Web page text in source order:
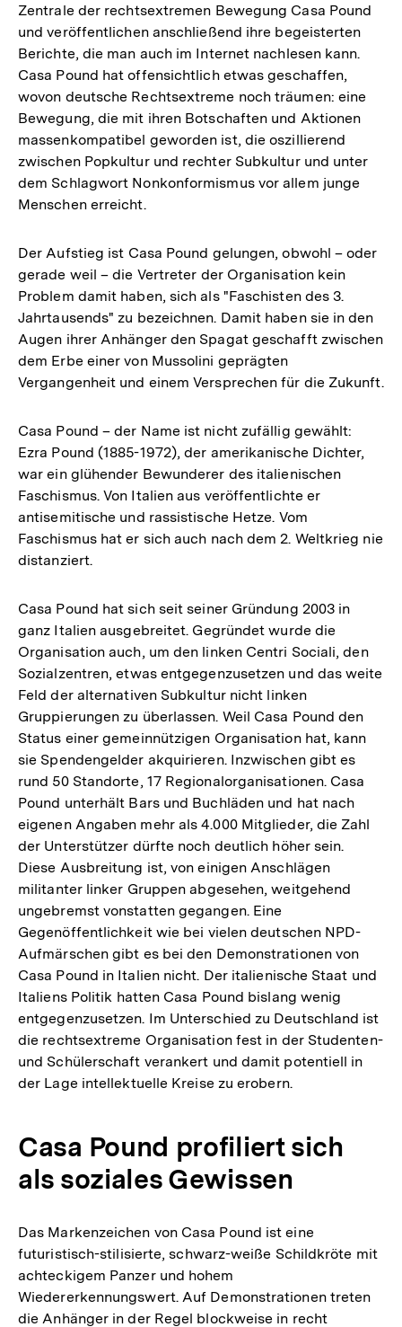
Zentrale der rechtsextremen Bewegung Casa Pound
und veröffentlichen anschließend ihre begeisterten
Berichte, die man auch im Internet nachlesen kann.
Casa Pound hat offensichtlich etwas geschaffen,
wovon deutsche Rechtsextreme noch träumen: eine
Bewegung, die mit ihren Botschaften und Aktionen
massenkompatibel geworden ist, die oszillierend
zwischen Popkultur und rechter Subkultur und unter
dem Schlagwort Nonkonformismus vor allem junge
Menschen erreicht.
Der Aufstieg ist Casa Pound gelungen, obwohl – oder
gerade weil – die Vertreter der Organisation kein
Problem damit haben, sich als "Faschisten des 3.
Jahrtausends" zu bezeichnen. Damit haben sie in den
Augen ihrer Anhänger den Spagat geschafft zwischen
dem Erbe einer von Mussolini geprägten
Vergangenheit und einem Versprechen für die Zukunft.
Casa Pound – der Name ist nicht zufällig gewählt:
Ezra Pound (1885-1972), der amerikanische Dichter,
war ein glühender Bewunderer des italienischen
Faschismus. Von Italien aus veröffentlichte er
antisemitische und rassistische Hetze. Vom
Faschismus hat er sich auch nach dem 2. Weltkrieg nie
distanziert.
Casa Pound hat sich seit seiner Gründung 2003 in
ganz Italien ausgebreitet. Gegründet wurde die
Organisation auch, um den linken Centri Sociali, den
Sozialzentren, etwas entgegenzusetzen und das weite
Feld der alternativen Subkultur nicht linken
Gruppierungen zu überlassen. Weil Casa Pound den
Status einer gemeinnützigen Organisation hat, kann
sie Spendengelder akquirieren. Inzwischen gibt es
rund 50 Standorte, 17 Regionalorganisationen. Casa
Pound unterhält Bars und Buchläden und hat nach
eigenen Angaben mehr als 4.000 Mitglieder, die Zahl
der Unterstützer dürfte noch deutlich höher sein.
Diese Ausbreitung ist, von einigen Anschlägen
militanter linker Gruppen abgesehen, weitgehend
ungebremst vonstatten gegangen. Eine
Gegenöffentlichkeit wie bei vielen deutschen NPD-
Aufmärschen gibt es bei den Demonstrationen von
Casa Pound in Italien nicht. Der italienische Staat und
Italiens Politik hatten Casa Pound bislang wenig
entgegenzusetzen. Im Unterschied zu Deutschland ist
die rechtsextreme Organisation fest in der Studenten-
und Schülerschaft verankert und damit potentiell in
der Lage intellektuelle Kreise zu erobern.
Casa Pound profiliert sich
als soziales Gewissen
Das Markenzeichen von Casa Pound ist eine
futuristisch-stilisierte, schwarz-weiße Schildkröte mit
achteckigem Panzer und hohem
Wiedererkennungswert. Auf Demonstrationen treten
die Anhänger in der Regel blockweise in recht